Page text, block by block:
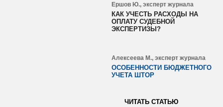
Ершов Ю., эксперт журнала
КАК УЧЕСТЬ РАСХОДЫ НА
ОПЛАТУ СУДЕБНОЙ
ЭКСПЕРТИЗЫ?
Алексеева М., эксперт журнала
ОСОБЕННОСТИ БЮДЖЕТНОГО
УЧЕТА ШТОР
ЧИТАТЬ СТАТЬЮ